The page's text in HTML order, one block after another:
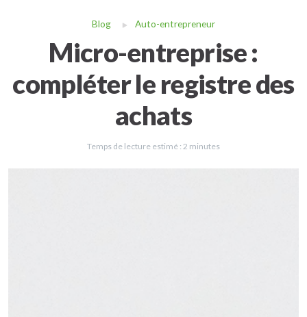
Blog Auto-entrepreneur
Micro-entreprise :
compléter le registre des
achats
Temps de lecture estimé : 2 minutes